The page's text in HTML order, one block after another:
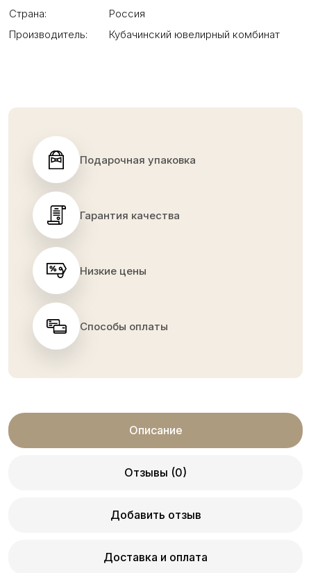
Страна:
Россия
Производитель:
Кубачинский ювелирный комбинат
Подарочная упаковка
Гарантия качества
Низкие цены
Способы оплаты
Описание
Отзывы (0)
Добавить отзыв
Доставка и оплата